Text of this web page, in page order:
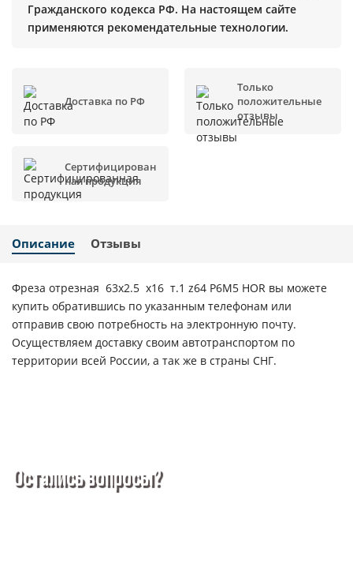
Гражданского кодекса РФ. На настоящем сайте
применяются рекомендательные технологии.
Доставка по РФ
Только
положительные
отзывы
Сертифицирован
ная продукция
Описание Отзывы
Фреза отрезная 63х2.5 х16 т.1 z64 Р6М5 HOR вы можете
купить обратившись по указанным телефонам или
отправив свою потребность на электронную почту.
Осуществляем доставку своим автотранспортом по
территории всей России, а так же в страны СНГ.
Остались вопросы?